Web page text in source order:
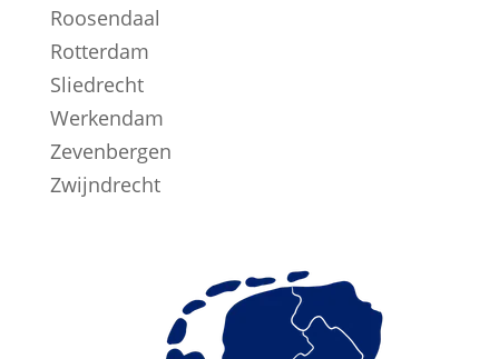
Roosendaal
Rotterdam
Sliedrecht
Werkendam
Zevenbergen
Zwijndrecht